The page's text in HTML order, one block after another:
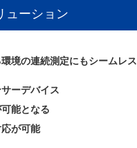
ューション
境の連続測定にもシームレス
ーデバイス
能となる
が可能